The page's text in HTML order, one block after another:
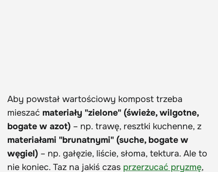
Aby powstał wartościowy kompost trzeba
mieszać materiały "zielone" (świeże, wilgotne,
bogate w azot) – np. trawę, resztki kuchenne, z
materiałami "brunatnymi" (suche, bogate w
węgiel) – np. gałęzie, liście, słoma, tektura. Ale to
nie koniec. Taz na jakiś czas przerzucać pryzmę,